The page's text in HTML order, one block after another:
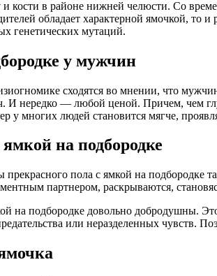
кости в районе нижней челюсти. Со
обладает характерной ямочкой, то
генетических мутаций.
у мужчин
сходятся во мнении, что
И нередко — любой ценой. Причем, чем
у многих людей становится мягче,
на подбородке
прекрасного пола с ямкой на подбородке
партнером, раскрываются,
на подбородке довольно добродушны.
или неразделенных чувств.